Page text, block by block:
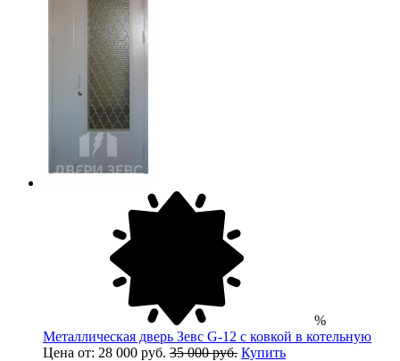
%
Металлическая дверь Зевс G-12 с ковкой в котельную
Цена от: 28 000 руб. 35 000 руб. Купить